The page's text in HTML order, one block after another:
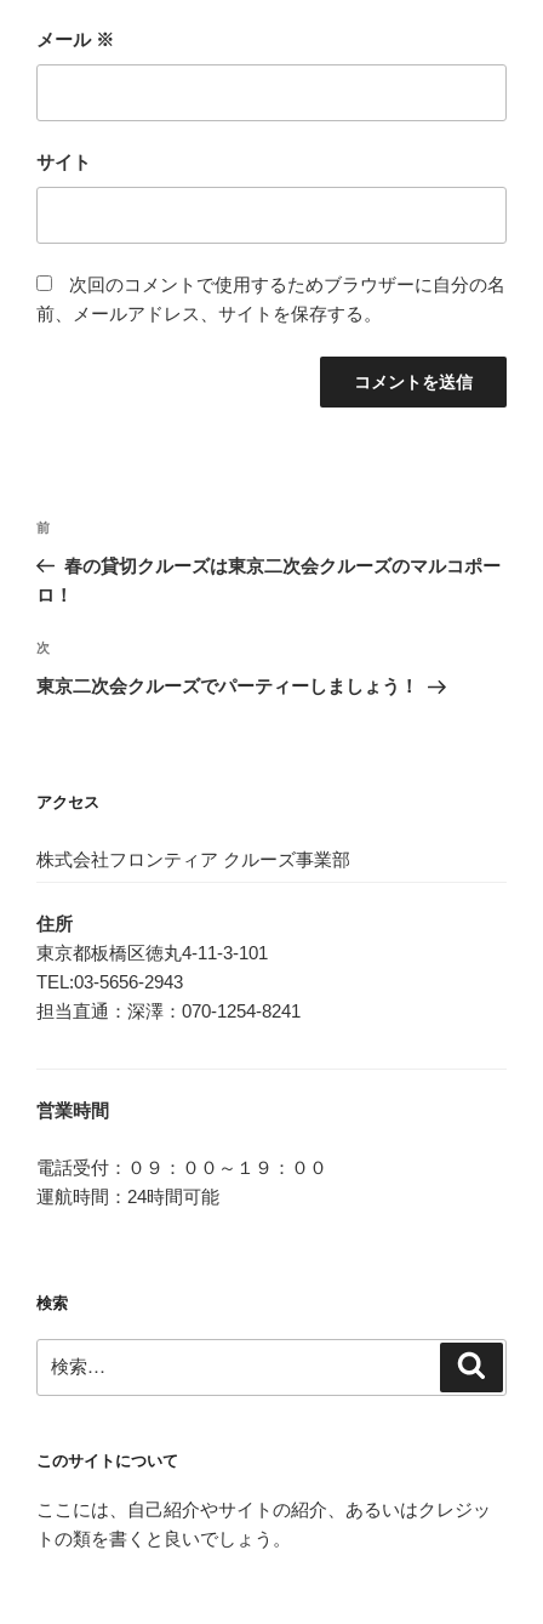
メール ※
サイト
次回のコメントで使用するためブラウザーに自分の名
前、メールアドレス、サイトを保存する。
投
ゲ
ー
前
の
投
前
春の貸切クルーズは東京二次会クルーズのマルコポー
ロ！
次
の
次
東京二次会クルーズでパーティーしましょう！
アクセス
株式会社フロンティア クルーズ事業部
住所
東京都板橋区徳丸4-11-3-101
TEL:03-5656-2943
担当直通：深澤：070-1254-8241
営業時間
電話受付：０９：００～１９：００
運航時間：24時間可能
検索
索:
このサイトについて
ここには、自己紹介やサイトの紹介、あるいはクレジッ
トの類を書くと良いでしょう。